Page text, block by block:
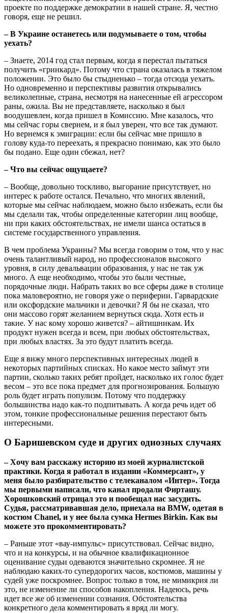
проекте по поддержке демократии в нашей стране. Я, честно
говоря, еще не решил.
– В Украине останетесь или подумываете о том, чтобы
уехать?
– Знаете, 2014 год стал первым, когда я перестал пытаться
получить «гринкард». Потому что страна оказалась в тяжелом
положении. Это было бы стыдненько – тогда отсюда уехать.
Но одновременно и перспективы развития открывались
великолепные, страна, несмотря на нанесенные ей агрессором
раны, ожила. Вы не представляете, насколько я был
воодушевлен, когда пришел в Комиссию. Мне казалось, что
мы сейчас горы свернем, и я был уверен, что все так думают.
Но вернемся к эмиграции: если бы сейчас мне пришло в
голову куда-то переехать, я прекрасно понимаю, как это было
бы подано. Еще один сбежал, нет?
– Что вы сейчас ощущаете?
– Вообще, довольно тоскливо, выгорание присутствует, но
интерес к работе остался. Печально, что многих явлений,
которые мы сейчас наблюдаем, можно было избежать, если бы
мы сделали так, чтобы определенные категории лиц вообще,
ни при каких обстоятельствах, не имели шанса остаться в
системе государственного управления.
В чем проблема Украины? Мы всегда говорим о том, что у нас
очень талантливый народ, но профессионалов высокого
уровня, в силу девальвации образования, у нас не так уж
много. А еще необходимо, чтобы это были честные,
порядочные люди. Набрать таких во все сферы даже в столице
пока маловероятно, не говоря уже о периферии. Гарвардские
или оксфордские мальчики и девочки? Я бы не сказал, что
они массово горят желанием вернуться сюда. Хотя есть и
такие. У нас кому хорошо живется? – айтишникам. Их
продукт нужен всегда и всем, при любых обстоятельствах,
при любых властях. За это будут платить всегда.
Еще я вижу много перспективных интересных людей в
некоторых партийных списках. Но какое место займут эти
партии, сколько таких ребят пройдет, насколько их голос будет
весом – это все пока предмет для прогнозирования. Большую
роль будет играть популизм. Потому что поддержку
большинства надо как-то подпитывать. А когда речь идет об
этом, тонкие профессиональные решения перестают быть
интересными.
О Баришевском суде и других одиозных случаях
– Хочу вам расскажу историю из моей журналистской
практики. Когда я работал в издании «Коммерсант», у
меня было разбирательство с телеканалом «Интер». Тогда
мы первыми написали, что канал продали Фирташу.
Хорошковский отрицал это и пообещал нас засудить.
Судья, рассматривавшая дело, приехала на BMW, одетая в
костюм Chanel, и у нее была сумка Hermes Birkin. Как вы
можете это прокомментировать?
– Раньше этот «вау-импульс» присутствовал. Сейчас видно,
что и на конкурсы, и на обычное квалификационное
оценивание судьи одеваются значительно скромнее. Я не
наблюдаю каких-то супердорогих часов, костюмов, машины у
судей уже поскромнее. Вопрос только в том, не мимикрия ли
это, не изменение ли способов накопления. Надеюсь, речь
идет все же об изменении сознания. Обстоятельства
конкретного дела комментировать я вряд ли могу.